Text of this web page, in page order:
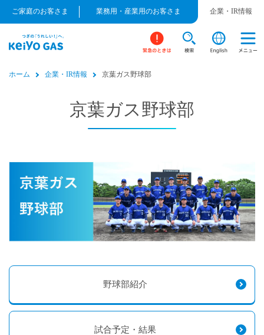
ご家庭のお客さま 業務用・産業用のお客さま 企業・IR情報
ホーム 企業・IR情報 京葉ガス野球部
京葉ガス野球部
野球部紹介
試合予定・結果